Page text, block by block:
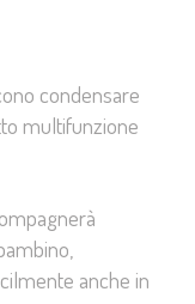
condensare
multifunzione
anche in